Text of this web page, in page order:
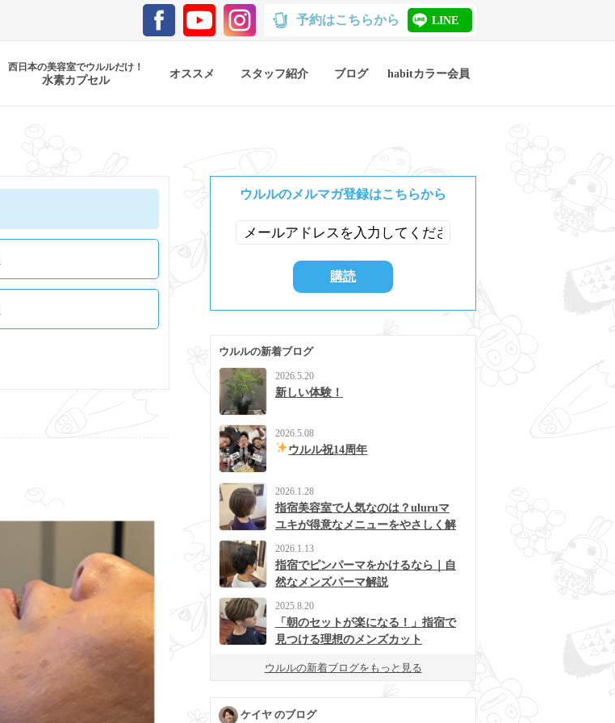
予約はこちらから LINE
西日本の美容室でウルルだけ！
水素カプセル オススメ スタッフ紹介 ブログ habitカラー会員
ウルルのメルマガ登録はこちらから
ウルルの新着ブログ
2026.5.20
新しい体験！
2026.5.08
ウルル祝14周年
2026.1.28
指宿美容室で人気なのは？uluruマ
ユキが得意なメニューをやさしく解
2026.1.13
指宿でピンパーマをかけるなら｜自
然なメンズパーマ解説
2025.8.20
「朝のセットが楽になる！」指宿で
見つける理想のメンズカット
ウルルの新着ブログをもっと見る
ケイヤ のブログ